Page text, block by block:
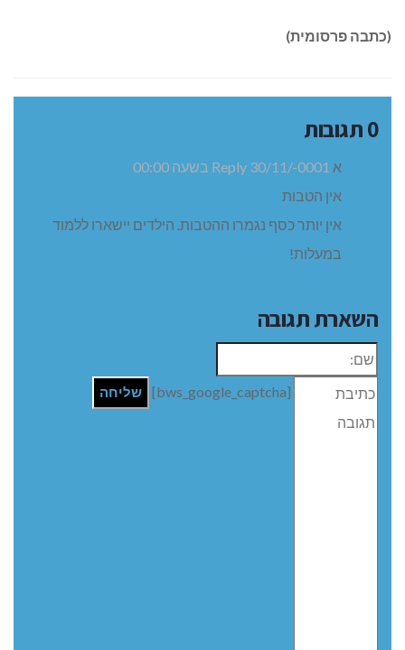
(כתבה פרסומית)
0 תגובות
א Reply 30/11/-0001 בשעה 00:00
אין הטבות
אין יותר כסף נגמרו ההטבות. הילדים יישארו ללמוד
במעלות!
השארת תגובה
שם:
תגובה
[bws_google_captcha]